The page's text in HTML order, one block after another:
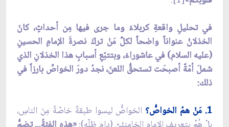
في تحليلِ واقعةِ كربلاءَ وما جرى فيها مِن أحداثٍ، كانَ
الخذلانُ عنواناً واضحاً لكلِّ مَنْ تركَ نصرةَ الإمامِ الحسينِ
(عليه السلام) في عاشوراءَ، وبتتبّعِ أسبابِ هذا الخذلانِ الذي
شملَ أمّةً أصبحَت تستحقُّ اللعنَ، نجدُ دورَ الخواصِّ بارزاً في
ذلك:
1. مَنْ همُ الخواصُّ؟
الخواصُّ ليسوا طبقةً خاصّةً مِنَ الناسِ،